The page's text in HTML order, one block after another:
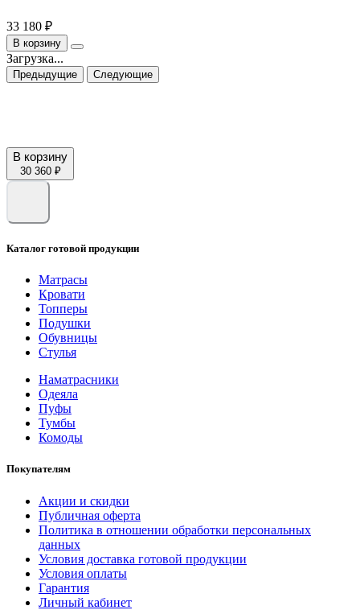
33 180 ₽
В корзину
Загрузка...
Предыдущие Следующие
В корзину
30 360 ₽
Каталог готовой продукции
Матрасы
Кровати
Топперы
Подушки
Обувницы
Стулья
Наматрасники
Одеяла
Пуфы
Тумбы
Комоды
Покупателям
Акции и скидки
Публичная оферта
Политика в отношении обработки персональных
данных
Условия доставка готовой продукции
Условия оплаты
Гарантия
Личный кабинет